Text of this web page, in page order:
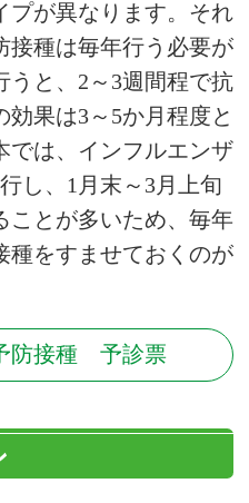
プが異なります。それ
接種は毎年行う必要が
うと、2～3週間程で抗
果は3～5か月程度と
では、インフルエンザ
し、1月末～3月上旬
ことが多いため、毎年
種をすませておくのが
防接種 予診票